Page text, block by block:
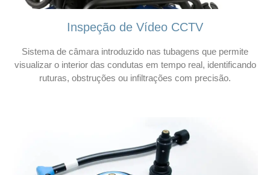
Inspeção de Vídeo CCTV
Sistema de câmara introduzido nas tubagens que permite
visualizar o interior das condutas em tempo real, identificando
ruturas, obstruções ou infiltrações com precisão.